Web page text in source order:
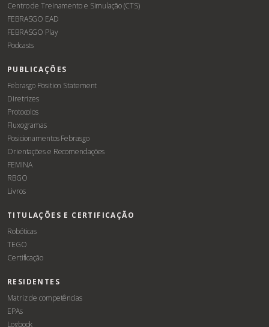
Centro de Treinamento e Simulação (CTS)
FEBRASGO EAD
FEBRASGO Play
Podcasts
PUBLICAÇÕES
Febrasgo Position Statement
Diretrizes
Protocolos
Fluxogramas
Posicionamentos Febrasgo
Orientações e Recomendações
FEMINA
RBGO
Livros
TITULAÇÕES E CERTIFICAÇÃO
Robóticas
TEGO
Certificação
RESIDENTES
Matriz de competências
EPAs
Logbook